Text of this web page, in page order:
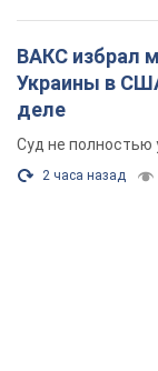
ВАКС избрал
Украины в
деле
Суд не полностью
2 часа назад